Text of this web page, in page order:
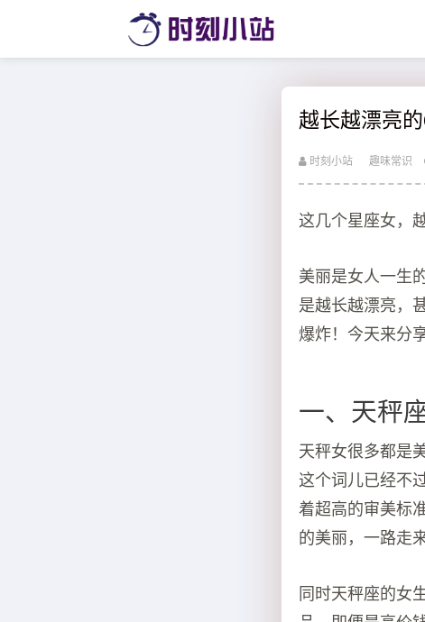
越长越漂亮
时刻小站 趣味常识
这几个星座女，
美丽是女人一生
是越长越漂亮，
爆炸！今天来分
一、天秤
天秤女很多都是
这个词儿已经不
着超高的审美标
的美丽，一路走
同时天秤座的女